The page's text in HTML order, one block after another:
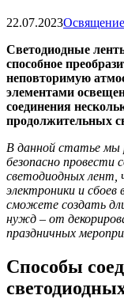
22.07.2023Освящение
Светодиодные
способное
неповторимую
элементами
соединения
продолжительных
В данной статье мы
безопасно провести
светодиодных
электроники и
сможете создать
нужд – от
праздничных
Способы